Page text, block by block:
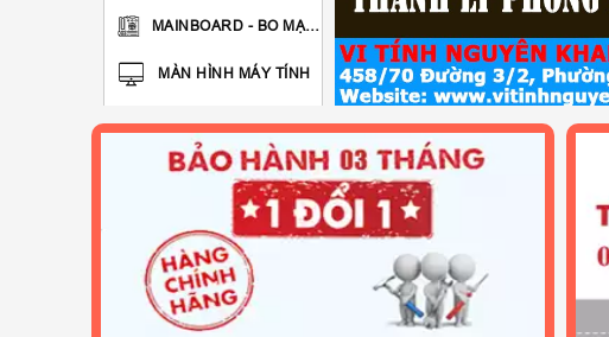
MAINBOARD - BO MẠCH CHỦ
MÀN HÌNH MÁY TÍNH
Ổ CỨNG : HDD-SSD-M2 SATA
LINH KIỆN MÁY TÍNH BÀN